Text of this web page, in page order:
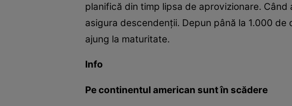
planifică din timp lipsa de aprovizionare.
asigura descendenţii. Depun până la 1.000
ajung la maturitate.
Info
Pe continentul american sunt în scădere